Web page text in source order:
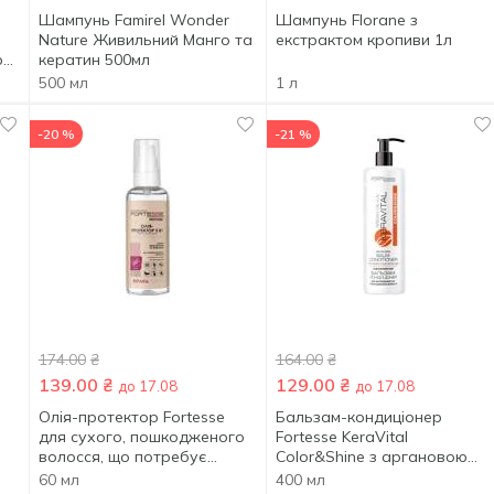
Шампунь Famirel Wonder
Nature Живильний Манго та
кератин 500мл
500 мл
Шампунь Florane з
екстрактом кропиви 1л
1 л
-20 %
174.00 ₴
139.00 ₴ до 17.08
Олія-протектор Fortesse
для сухого, пошкодженого
волосся, що потребує
живлення 60мл
60 мл
-21 %
164.00 ₴
129.00 ₴ до 17.08
Бальзам-кондиціонер
Fortesse KeraVital
Color&Shine з аргановою
олією та UV-фільтром 400мл
400 мл